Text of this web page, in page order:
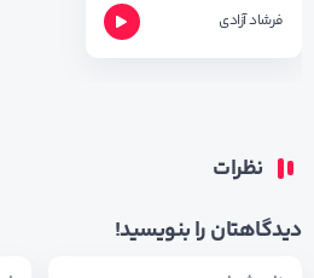
فرشاد آزادی
نظرات
دیدگاهتان را بنویسید!